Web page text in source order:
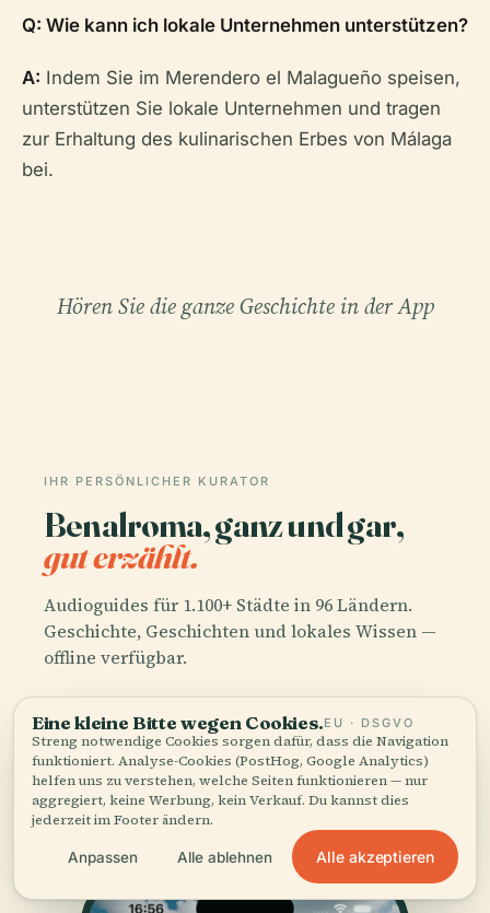
Q: Wie kann ich lokale Unternehmen unterstützen?
A: Indem Sie im Merendero el Malagueño speisen,
unterstützen Sie lokale Unternehmen und tragen
zur Erhaltung des kulinarischen Erbes von Málaga
bei.
Hören Sie die ganze Geschichte in der App
IHR PERSÖNLICHER KURATOR
Benalroma, ganz und gar,
gut erzählt.
Audioguides für 1.100+ Städte in 96 Ländern.
Geschichte, Geschichten und lokales Wissen —
offline verfügbar.
App herunterladen
Schließen Sie sich über 50.000 Reisenden
an
Eine kleine Bitte wegen Cookies.EU · DSGVO
Streng notwendige Cookies sorgen dafür, dass die Navigation
funktioniert. Analyse-Cookies (PostHog, Google Analytics)
helfen uns zu verstehen, welche Seiten funktionieren — nur
aggregiert, keine Werbung, kein Verkauf. Du kannst dies
jederzeit im Footer ändern.
Anpassen Alle ablehnen Alle akzeptieren